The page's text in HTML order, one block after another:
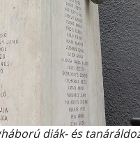
diák- és